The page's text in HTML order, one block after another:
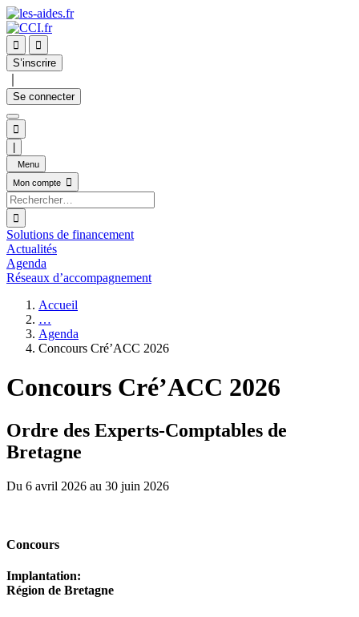


S’inscrire
Se connecter

Menu
Mon compte


Solutions de financement
Actualités
Agenda
Réseaux d’accompagnement
Accueil
…
Agenda
Concours Cré’ACC 2026
Concours Cré’ACC 2026
Ordre des Experts-Comptables de
Bretagne
Du 6 avril 2026 au 30 juin 2026
Concours
Implantation:
Région de Bretagne